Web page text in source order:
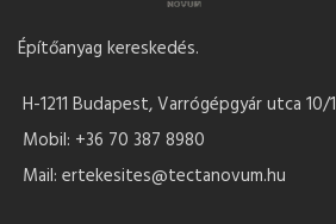
Építőanyag kereskedés.
H-1211 Budapest, Varrógépgyár utca 10/1
Mobil: +36 70 387 8980
Mail: ertekesites@tectanovum.hu